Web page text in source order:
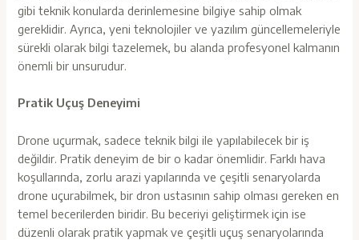
gibi teknik konularda derinlemesine bilgiye sahip olmak
gereklidir. Ayrıca, yeni teknolojiler ve yazılım güncellemeleriyle
sürekli olarak bilgi tazelemek, bu alanda profesyonel kalmanın
önemli bir unsurudur.
Pratik Uçuş Deneyimi
Drone uçurmak, sadece teknik bilgi ile yapılabilecek bir iş
değildir. Pratik deneyim de bir o kadar önemlidir. Farklı hava
koşullarında, zorlu arazi yapılarında ve çeşitli senaryolarda
drone uçurabilmek, bir dron ustasının sahip olması gereken en
temel becerilerden biridir. Bu beceriyi geliştirmek için ise
düzenli olarak pratik yapmak ve çeşitli uçuş senaryolarında